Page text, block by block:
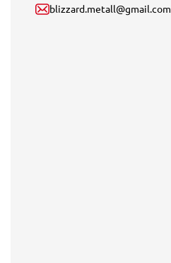
blizzard.metall@gmail.com